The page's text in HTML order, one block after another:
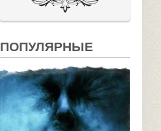
ПОПУЛЯРНЫЕ